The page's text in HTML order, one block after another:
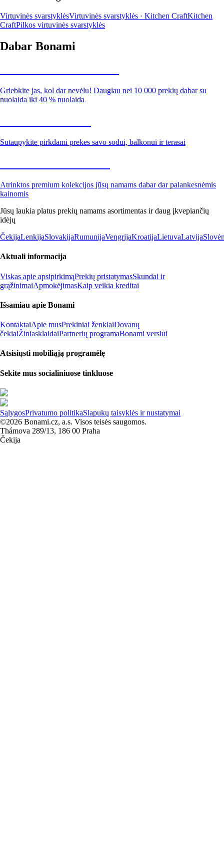
Virtuvinės svarstyklėsVirtuvinės svarstyklės · Kitchen CraftKitchen
CraftPilkos virtuvinės svarstyklės
Dabar Bonami
Griebkite jas, kol dar nevėlu! Daugiau nei 10 000 prekių dabar su
nuolaida iki 40 % nuolaida
Sutaupykite pirkdami prekes savo sodui, balkonui ir terasai
Atrinktos premium kolekcijos jūsų namams dabar dar palankesnėmis
kainomis
Jūsų laukia platus prekių namams asortimentas ir daug įkvepiančių
idėjų
ČekijaLenkijaSlovakijaRumunijaVengrijaKroatijaLietuvaLatvija
Aktuali informacija
Viskas apie apsipirkimąPrekių pristatymasSkundai ir
grąžinimaiApmokėjimasKaip veikia kreditai
Išsamiau apie Bonami
KontaktaiApie musPrekiniai ženklaiDovanų
čekiaiŽiniasklaidaiPartnerių programaBonami verslui
Atsisiųsti mobiliąją programėlę
Sekite mus socialiniuose tinkluose
SąlygosPrivatumo politikaSlapukų taisyklės ir nustatymai
©2026 Bonami.cz, a.s. Visos teisės saugomos.
Thámova 289/13, 186 00 Praha
Čekija